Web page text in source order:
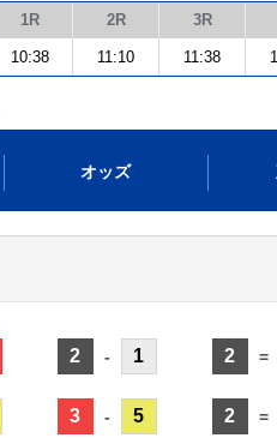
1R 2R 3R
10:38 11:10 11:38
オッズ
2 - 1
3 - 5
2 =
2 =